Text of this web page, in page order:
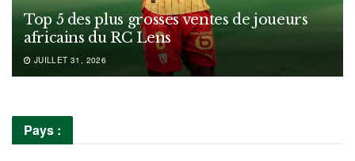
Top 5 des plus grosses ventes de joueurs
africains du RC Lens
JUILLET 31, 2026
Pays :